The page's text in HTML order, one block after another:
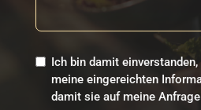
Ich bin damit
meine eingereichten
damit sie auf meine